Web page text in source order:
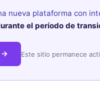
nueva plataforma con
el período de
→ Este sitio permanece